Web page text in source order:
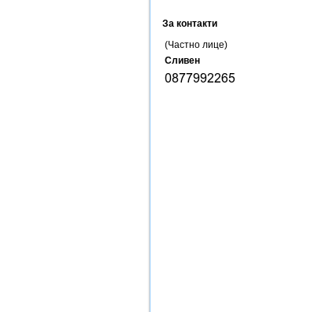
За контакти
(Частно лице)
Сливен